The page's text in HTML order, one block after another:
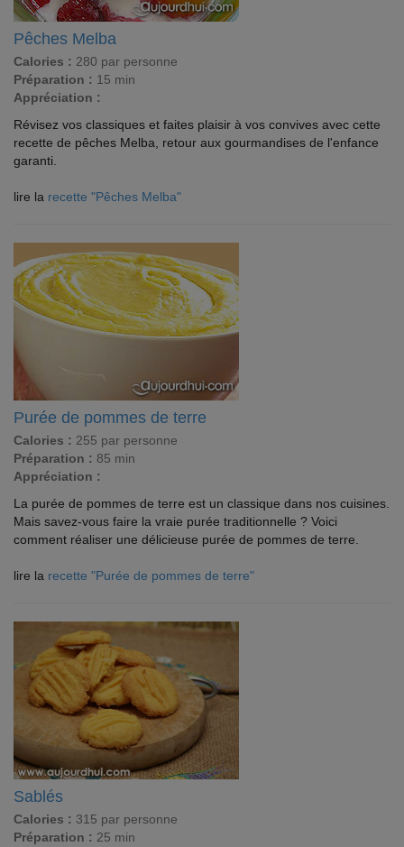
Pêches Melba
Calories : 280 par personne
Préparation : 15 min
Appréciation :
Révisez vos classiques et faites plaisir à vos convives avec cette
recette de pêches Melba, retour aux gourmandises de l'enfance
garanti.
lire la recette "Pêches Melba"
Purée de pommes de terre
Calories : 255 par personne
Préparation : 85 min
Appréciation :
La purée de pommes de terre est un classique dans nos cuisines.
Mais savez-vous faire la vraie purée traditionnelle ? Voici
comment réaliser une délicieuse purée de pommes de terre.
lire la recette "Purée de pommes de terre"
Sablés
Calories : 315 par personne
Préparation : 25 min